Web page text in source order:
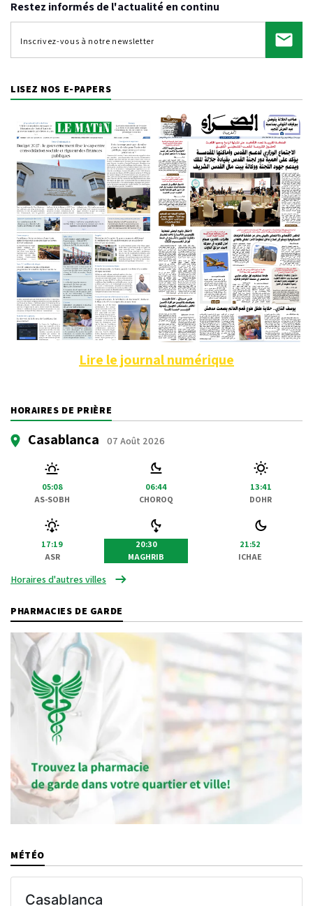
Restez informés de l'actualité en continu
LISEZ NOS E-PAPERS
Lire le journal numérique
HORAIRES DE PRIÈRE
Casablanca 07 Août 2026
05:08
AS-SOBH
06:44
CHOROQ
13:41
DOHR
17:19
ASR
20:30
MAGHRIB
21:52
ICHAE
Horaires d'autres villes
PHARMACIES DE GARDE
MÉTÉO
Casablanca